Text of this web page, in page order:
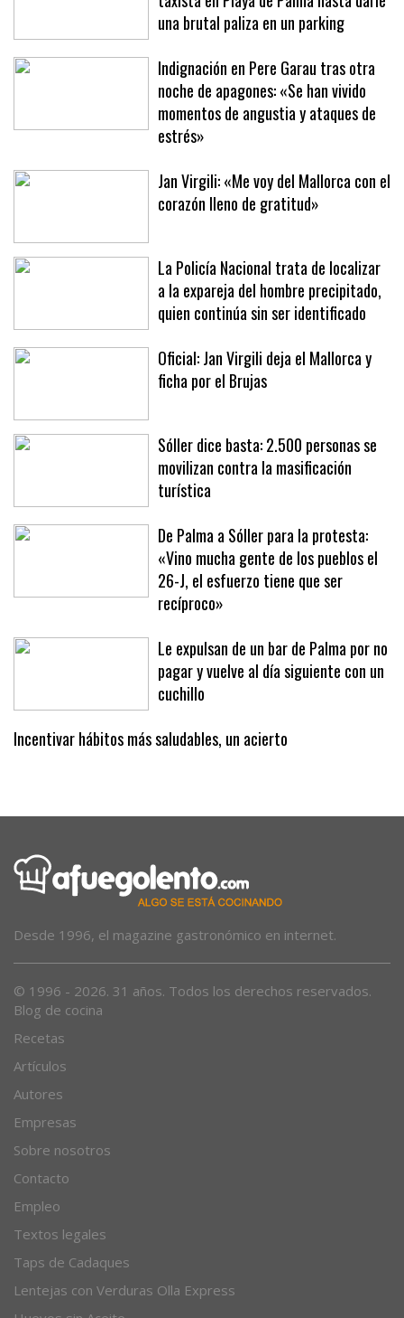
Un padre y un hijo persiguen a un
taxista en Playa de Palma hasta darle
una brutal paliza en un parking
Indignación en Pere Garau tras otra
noche de apagones: «Se han vivido
momentos de angustia y ataques de
estrés»
Jan Virgili: «Me voy del Mallorca con el
La Policía Nacional trata de localizar
a la expareja del hombre precipitado,
quien continúa sin ser identificado
Oficial: Jan Virgili deja el Mallorca y
Sóller dice basta: 2.500 personas se
movilizan contra la masificación
turística
De Palma a Sóller para la protesta:
«Vino mucha gente de los pueblos el
26-J, el esfuerzo tiene que ser
recíproco»
Le expulsan de un bar de Palma por no
pagar y vuelve al día siguiente con un
cuchillo
Blog de cocina
Recetas
Artículos
Autores
Empresas
Sobre nosotros
Contacto
Empleo
Textos legales
Taps de Cadaques